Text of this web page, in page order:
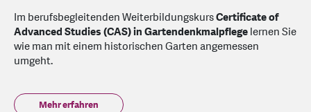
Im berufsbegleitenden WeiterbildungskursCertificate of
Advanced Studies (CAS) in Gartendenkmalpflegelernen Sie
wie man mit einem historischen Garten angemessen
umgeht.
Mehr erfahren